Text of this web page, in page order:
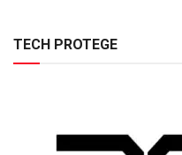
TECH PROTEGE